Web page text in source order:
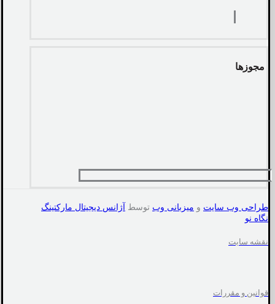
مجوزها
طراحی وب سایت و میزبانی وب توسط آژانس دیجیتال مارکتینگ
نگاه نو
نقشه سایت
قوانین و مقررات